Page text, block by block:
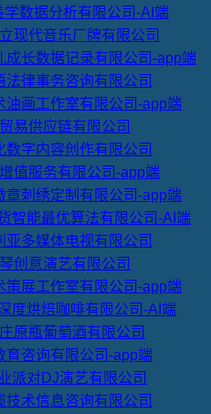
数据分析有限公司-AI端
现代音乐厂牌有限公司
长数据记录有限公司-app端
法律事务咨询有限公司
画工作室有限公司-app端
易供应链有限公司
字内容创作有限公司
值服务有限公司-app端
章刺绣定制有限公司-app端
智能最优算法有限公司-AI端
多媒体电视有限公司
创意演艺有限公司
策展工作室有限公司-app端
度烘焙咖啡有限公司-AI端
原瓶葡萄酒有限公司
育咨询有限公司-app端
派对DJ演艺有限公司
术信息咨询有限公司